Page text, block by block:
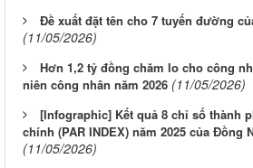
Đề xuất đặt tên cho 7 tuyến đường
(11/05/2026)
Hơn 1,2 tỷ đồng chăm lo cho công
niên công nhân năm 2026 (11/05/2026)
[Infographic] Kết quả 8 chỉ số thành
chính (PAR INDEX) năm 2025 của Đồng
(11/05/2026)